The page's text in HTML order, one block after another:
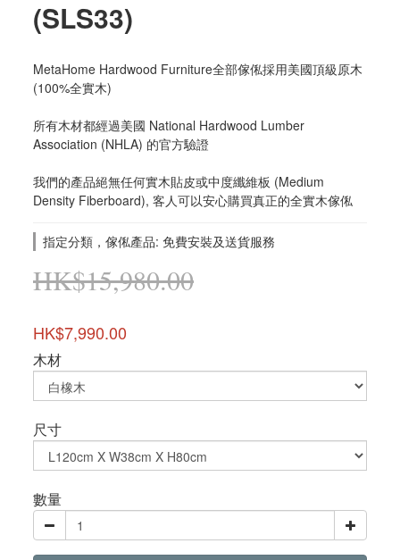
(SLS33)
MetaHome Hardwood Furniture全部傢俬採用美國頂級原木
(100%全實木)
所有木材都經過美國 National Hardwood Lumber
Association (NHLA) 的官方驗證
我們的產品絕無任何實木貼皮或中度纖維板 (Medium
Density Fiberboard), 客人可以安心購買真正的全實木傢俬
指定分類，傢俬產品: 免費安裝及送貨服務
HK$15,980.00
HK$7,990.00
木材
尺寸
數量